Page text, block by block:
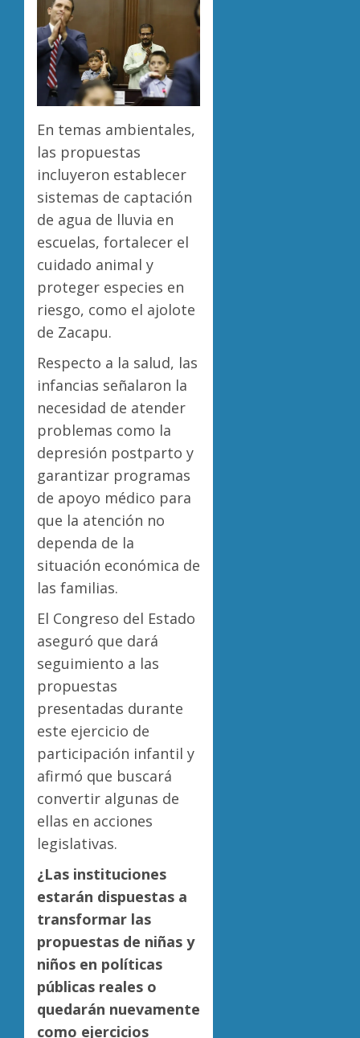
En temas ambientales,
las propuestas
incluyeron establecer
sistemas de captación
de agua de lluvia en
escuelas, fortalecer el
cuidado animal y
proteger especies en
riesgo, como el ajolote
de Zacapu.
Respecto a la salud, las
infancias señalaron la
necesidad de atender
problemas como la
depresión postparto y
garantizar programas
de apoyo médico para
que la atención no
dependa de la
situación económica de
las familias.
El Congreso del Estado
aseguró que dará
seguimiento a las
propuestas
presentadas durante
este ejercicio de
participación infantil y
afirmó que buscará
convertir algunas de
ellas en acciones
legislativas.
¿Las instituciones
estarán dispuestas a
transformar las
propuestas de niñas y
niños en políticas
públicas reales o
quedarán nuevamente
como ejercicios